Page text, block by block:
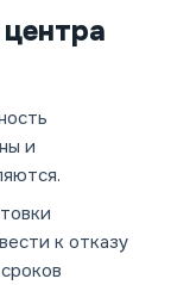
и
к отказу